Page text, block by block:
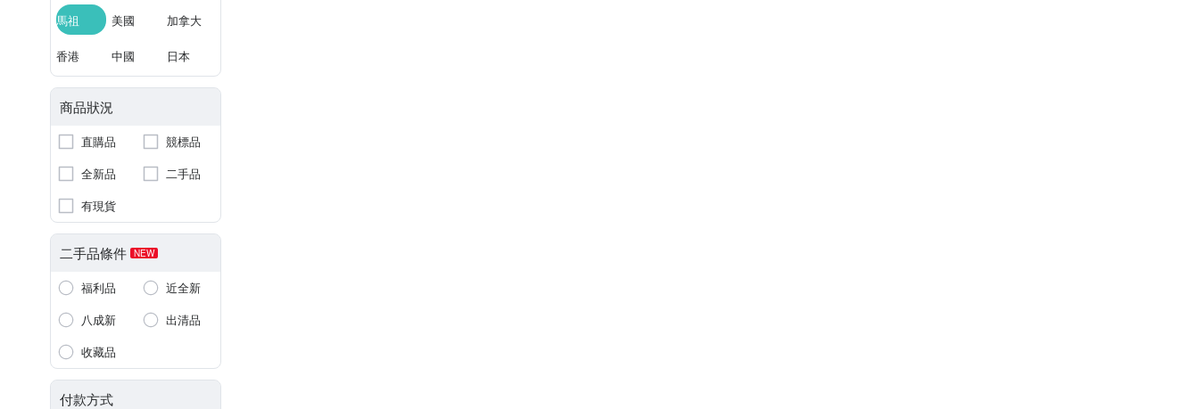
馬祖 美國 加拿大
香港 中國 日本
商品狀況
直購品
競標品
全新品
二手品
有現貨
二手品條件 NEW
福利品
近全新
八成新
出清品
收藏品
付款方式